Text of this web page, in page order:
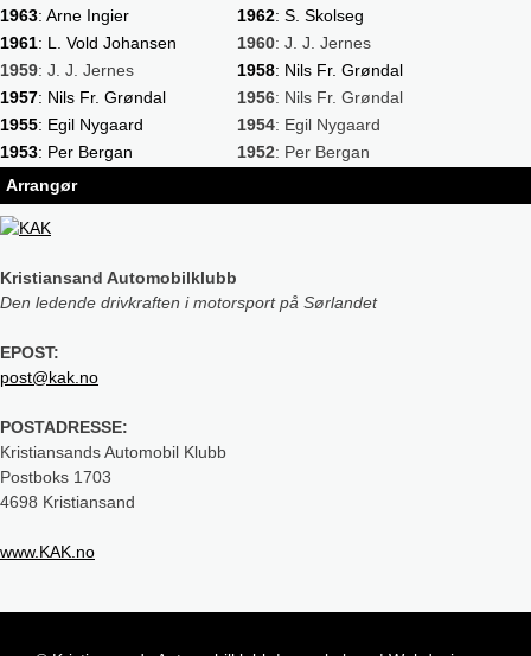
1963: Arne Ingier 1962: S. Skolseg
1961: L. Vold Johansen 1960: J. J. Jernes
1959: J. J. Jernes 1958: Nils Fr. Grøndal
1957: Nils Fr. Grøndal 1956: Nils Fr. Grøndal
1955: Egil Nygaard 1954: Egil Nygaard
1953: Per Bergan 1952: Per Bergan
Arrangør
Kristiansand Automobilklubb
Den ledende drivkraften i motorsport på Sørlandet
EPOST:
post@kak.no
POSTADRESSE:
Kristiansands Automobil Klubb
Postboks 1703
4698 Kristiansand
www.KAK.no